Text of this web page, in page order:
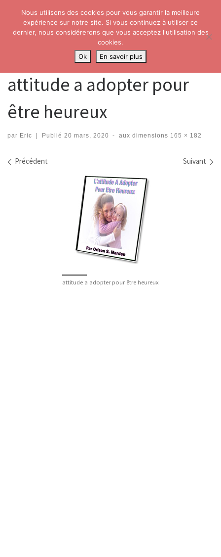
Skip to content
Search
attitude a adopter pour être heureux
attitude a adopter pour
être heureux
par Eric | Publié 20 mars, 2020 - aux dimensions 165 × 182
Navigation dans les images
Précédent Suivant
attitude a adopter pour être heureux
Nous utilisons des cookies pour vous garantir la meilleure
expérience sur notre site. Si vous continuez à utiliser ce
dernier, nous considérerons que vous acceptez l'utilisation des
cookies.
Ok
En savoir plus